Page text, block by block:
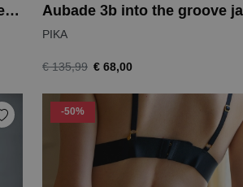
Aubade 3c sumptuous waves beugel bh Aubade 3b into the groove
PIKA
€ 135,99 € 68,00
-50%